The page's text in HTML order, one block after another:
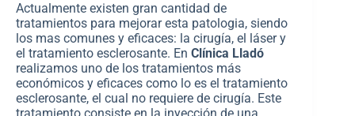
Actualmente existen gran cantidad de
tratamientos para mejorar esta patologia, siendo
los mas comunes y eficaces: la cirugía, el láser y
el tratamiento esclerosante. En Clínica Lladó
realizamos uno de los tratamientos más
económicos y eficaces como lo es el tratamiento
esclerosante, el cual no requiere de cirugía. Este